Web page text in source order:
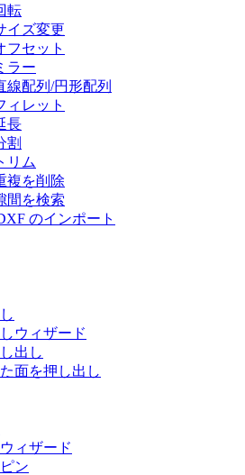
転
イズ変更
フセット
ラー
線配列/円形配列
ィレット
長
割
リム
複を削除
間を検索
のインポート
ウィザード
出し
面を押し出し
ィザード
ン